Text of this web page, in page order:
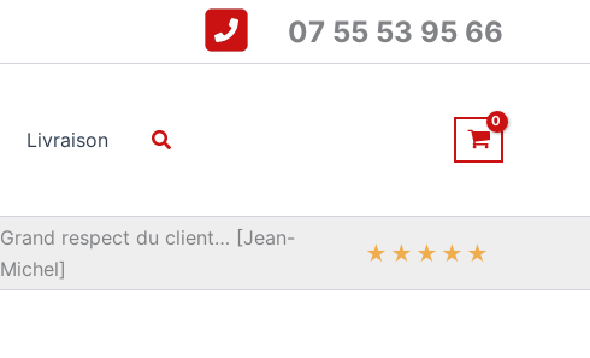
07 55 53 95 66
Livraison Rechercher
Grand respect du client… [Jean-
Michel]
★ ★ ★ ★ ★